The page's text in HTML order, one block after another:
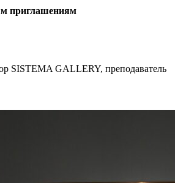
приглашениям
SISTEMA GALLERY, преподаватель